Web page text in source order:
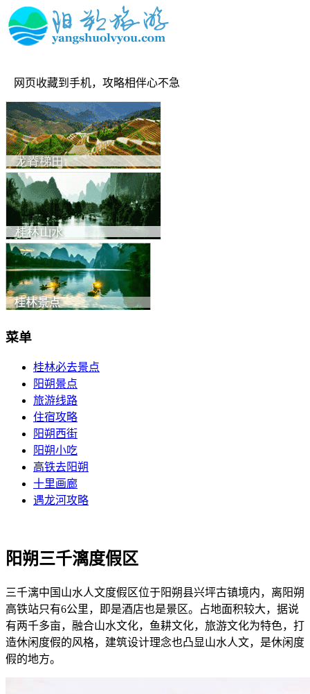
网页收藏到手机，攻略相伴心不急
菜单
桂林必去景点
阳朔景点
旅游线路
住宿攻略
阳朔西街
阳朔小吃
高铁去阳朔
十里画廊
遇龙河攻略
阳朔三千漓度假区
三千漓中国山水人文度假区位于阳朔县兴坪古镇境内，离阳朔
高铁站只有6公里，即是酒店也是景区。占地面积较大，据说
有两千多亩，融合山水文化，鱼耕文化，旅游文化为特色，打
造休闲度假的风格，建筑设计理念也凸显山水人文，是休闲度
假的地方。